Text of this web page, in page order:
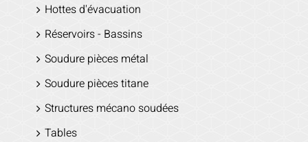
Hottes d'évacuation
Réservoirs - Bassins
Soudure pièces métal
Soudure pièces titane
Structures mécano soudées
Tables